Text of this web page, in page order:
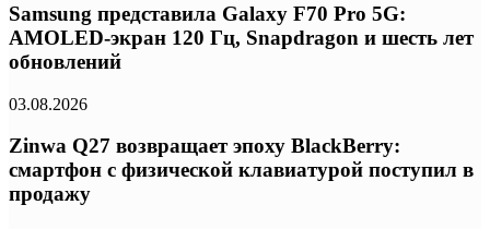
Samsung представила Galaxy F70 Pro 5G:
AMOLED-экран 120 Гц, Snapdragon и шесть лет
обновлений
03.08.2026
Zinwa Q27 возвращает эпоху BlackBerry:
смартфон с физической клавиатурой поступил в
продажу